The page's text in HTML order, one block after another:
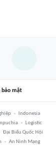
bảo mật
Indonesia
Logistic
Đại Biểu Quốc Hội
An Ninh Mạng